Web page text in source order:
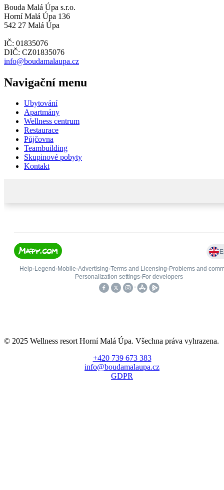
Bouda Malá Úpa s.r.o.
Horní Malá Úpa 136
542 27 Malá Úpa
IČ: 01835076
DIČ: CZ01835076
info@boudamalaupa.cz
Navigační menu
Ubytování
Apartmány
Wellness centrum
Restaurace
Půjčovna
Teambuilding
Skupinové pobyty
Kontakt
© 2025 Wellness resort Horní Malá Úpa. Všechna práva vyhrazena.
+420 739 673 383
info@boudamalaupa.cz
GDPR